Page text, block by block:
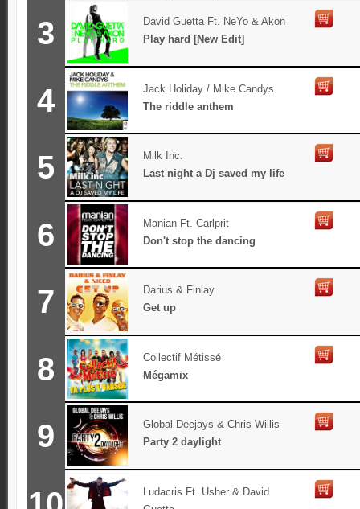
3
David Guetta Ft. NeYo & Akon
Play hard [New Edit]
4
Jack Holiday / Mike Candys
The riddle anthem
5
Milk Inc.
Last night a Dj saved my life
6
Manian Ft. Carlprit
Don't stop the dancing
7
Darius & Finlay
Get up
8
Collectif Métissé
Mégamix
9
Global Deejays & Chris Willis
Party 2 daylight
Ludacris Ft. Usher & David